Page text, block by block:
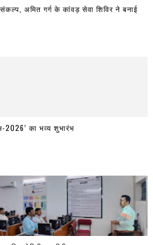
अमित गर्ग के कांवड़ सेवा शिविर ने बनाई
2026’ का भव्य शुभारंभ